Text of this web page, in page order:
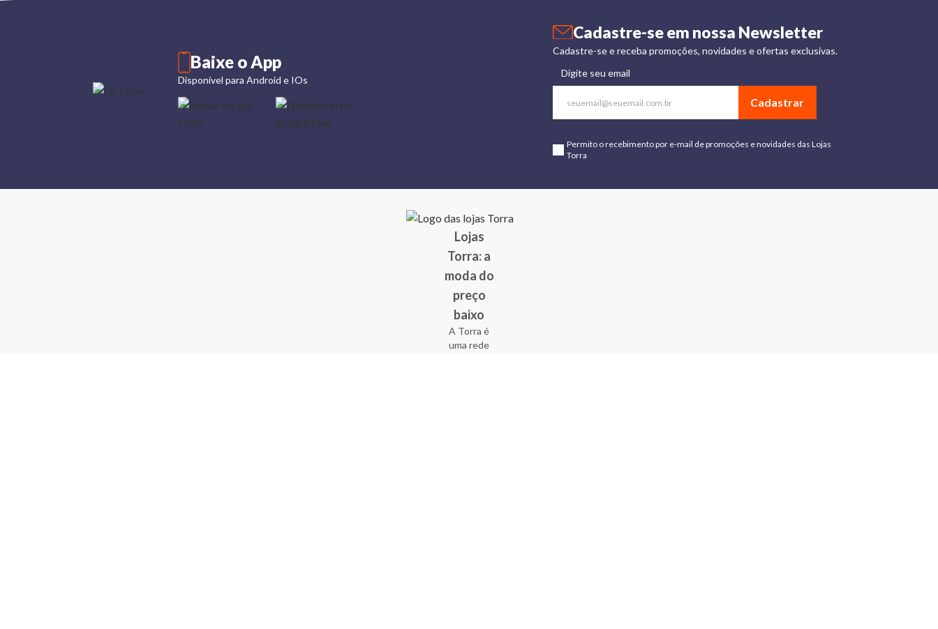
Cadastre-se em nossa Newsletter
Cadastre-se e receba promoções, novidades e ofertas exclusivas.
Digite seu email
Cadastrar
Permito o recebimento por e-mail de promoções e novidades das Lojas
Torra
Baixe o App
Disponível para Android e IOs
Lojas
Torra: a
moda do
preço
baixo
A Torra é
uma rede